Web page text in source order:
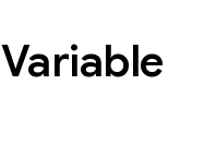
Variable